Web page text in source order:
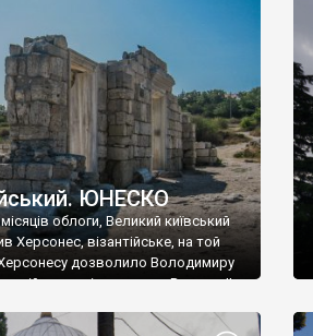
викрадені з фондів об’єкту
«Херсонеса Таврійського».
Візантії», але експерти та
це лише […]
ЮНЕСКО
облоги, Великий київський
Херсонес, візантійське, на той
дозволило Володимиру
імператору Василю ІІ,
став Василем-